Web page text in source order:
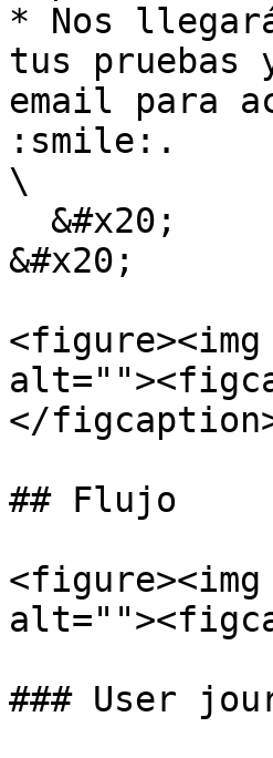
* Nos
tus
email para
:smile:.
\
&#x20;
<figure><img
</
## Flujo
### User